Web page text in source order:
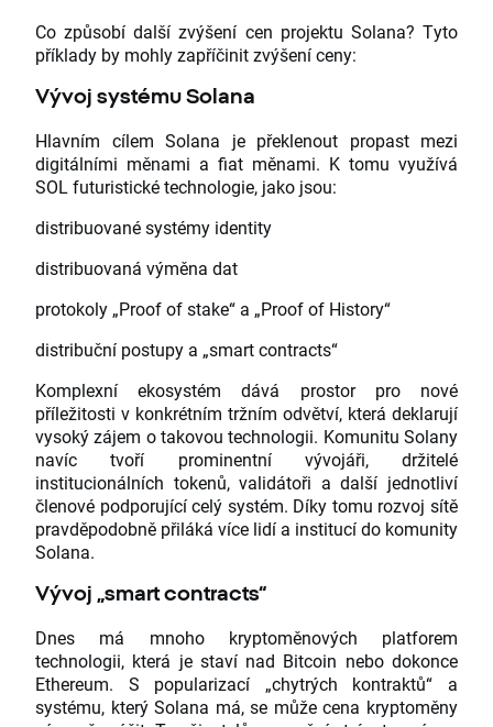
Co způsobí další zvýšení cen projektu Solana? Tyto
příklady by mohly zapříčinit zvýšení ceny:
Vývoj systému Solana
Hlavním cílem Solana je překlenout propast mezi
digitálními měnami a fiat měnami. K tomu využívá
SOL futuristické technologie, jako jsou:
distribuované systémy identity
distribuovaná výměna dat
protokoly „Proof of stake“ a „Proof of History“
distribuční postupy a „smart contracts“
Komplexní ekosystém dává prostor pro nové
příležitosti v konkrétním tržním odvětví, která deklarují
vysoký zájem o takovou technologii. Komunitu Solany
navíc tvoří prominentní vývojáři, držitelé
institucionálních tokenů, validátoři a další jednotliví
členové podporující celý systém. Díky tomu rozvoj sítě
pravděpodobně přiláká více lidí a institucí do komunity
Solana.
Vývoj „smart contracts“
Dnes má mnoho kryptoměnových platforem
technologii, která je staví nad Bitcoin nebo dokonce
Ethereum. S popularizací „chytrých kontraktů“ a
systému, který Solana má, se může cena kryptoměny